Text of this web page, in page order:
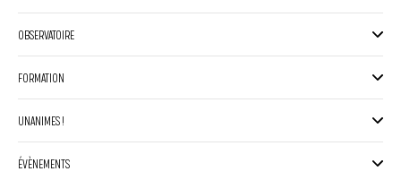
OBSERVATOIRE
FORMATION
UNANIMES !
ÉVÈNEMENTS